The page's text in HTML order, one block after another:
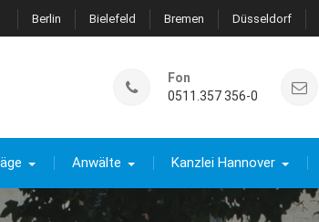
Berlin Bielefeld Bremen Düsseldorf
Fon
0511.357 356-0
Anwälte Kanzlei Hannover